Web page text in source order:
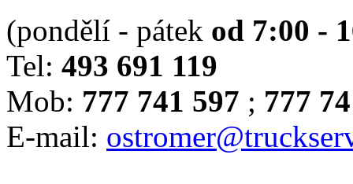
(pondělí - pátek od 7:00 -
Tel: 493 691 119
Mob: 777 741 597 ; 777
E-mail: